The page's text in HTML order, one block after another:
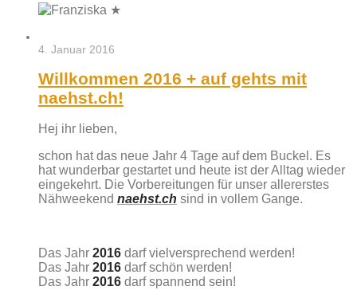
4. Januar 2016
Willkommen 2016 + auf gehts mit
naehst.ch!
Hej ihr lieben,
schon hat das neue Jahr 4 Tage auf dem Buckel. Es
hat wunderbar gestartet und heute ist der Alltag wieder
eingekehrt. Die Vorbereitungen für unser allererstes
Nähweekend naehst.ch sind in vollem Gange.
Das Jahr 2016 darf vielversprechend werden!
Das Jahr 2016 darf schön werden!
Das Jahr 2016 darf spannend sein!